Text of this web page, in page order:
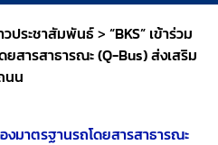
วประชาสัมพันธ์> “BKS” เข้าร่วม
ยสารสาธารณะ (Q-Bus) ส่งเสริม
นน
องมาตรฐานรถโดยสารสาธารณะ